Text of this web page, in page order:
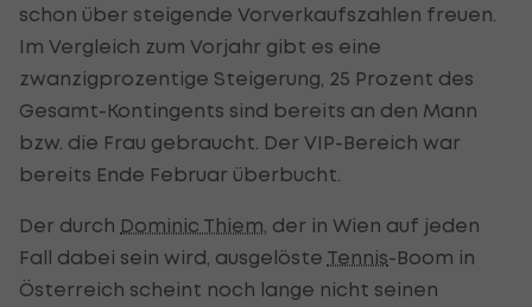
schon über steigende Vorverkaufszahlen freuen.
Im Vergleich zum Vorjahr gibt es eine
zwanzigprozentige Steigerung, 25 Prozent des
Gesamt-Kontingents sind bereits an den Mann
bzw. die Frau gebraucht. Der VIP-Bereich war
bereits Ende Februar überbucht.
Der durch Dominic Thiem , der in Wien auf jeden
Fall dabei sein wird, ausgelöste Tennis-Boom in
Österreich scheint noch lange nicht seinen